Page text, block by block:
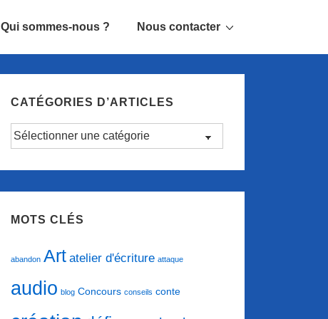
Qui sommes-nous ? Nous contacter
CATÉGORIES D’ARTICLES
Catégories
MOTS CLÉS
abandon Art atelier d'écriture attaque
audio blog Concours conseils conte